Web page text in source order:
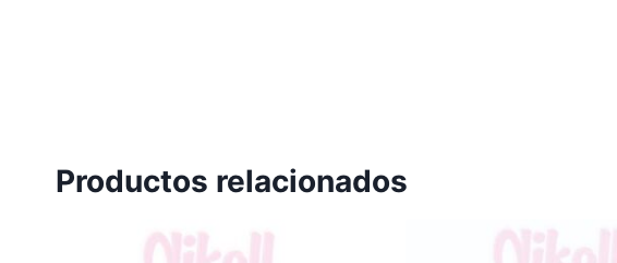
Productos relacionados